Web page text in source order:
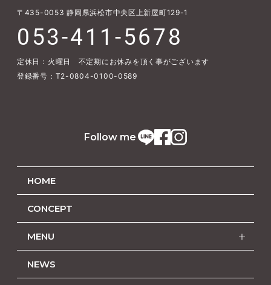
〒435-0053 静岡県浜松市中央区上新屋町129-1
053-411-5678
定休日：火曜日 不定期にお休みを頂く事がございます
登録番号：T2-0804-0100-0589
Follow me
HOME
CONCEPT
MENU
NEWS